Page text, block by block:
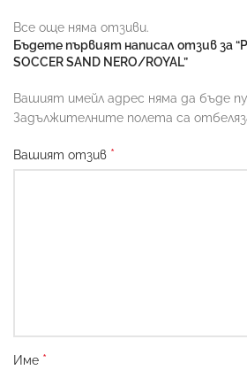
Все още няма отзиви.
Бъдете първият написал отзив за
SOCCER SAND NERO/ROYAL”
Вашият имейл адрес няма да бъде
Задължителните полета са
Вашият отзив *
Име *